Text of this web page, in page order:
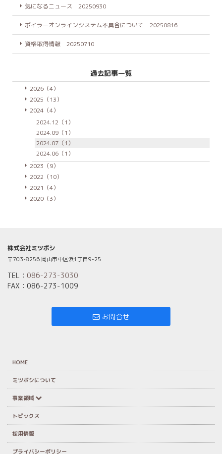
気になるニュース 20250930
ボイラーオンラインシステム不具合について 20250816
資格取得情報 20250710
過去記事一覧
2026（4）
2025（13）
2024（4）
2024.12（1）
2024.09（1）
2024.07（1）
2024.06（1）
2023（9）
2022（10）
2021（4）
2020（3）
株式会社ミツボシ
〒703-8256 岡山市中区浜1丁目9-25
TEL： 086-273-3030
FAX：086-273-1009
お問合せ
HOME
ミツボシについて
事業領域
トピックス
採用情報
プライバシーポリシー